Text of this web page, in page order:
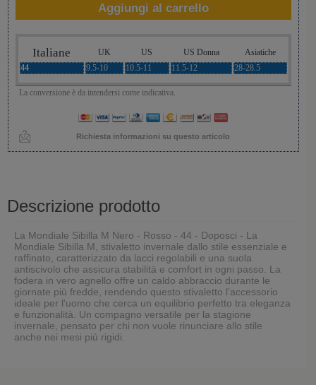
Aggiungi al carrello
Italiane UK US US Donna
Asiatiche
44
9.5-10 10.5-11 11.5-12 28-28.5
La conversione è da intendersi come indicativa.
Richiesta informazioni su questo articolo
Descrizione prodotto
La Mondiale Sibilla M Nero - Rosso - 44 - Doposci - La
Mondiale Sibilla M, stivaletto invernale dallo stile essenziale e
raffinato, caratterizzato da lacci regolabili e una suola
antiscivolo che assicura stabilità e comfort in ogni passo. La
fodera in vero agnello offre un caldo abbraccio durante le
giornate più fredde, rendendo questo stivaletto l'accessorio
ideale per l'uomo che cerca un equilibrio perfetto tra eleganza
e funzionalità. Un compagno versatile per la stagione
invernale, pensato per chi non vuole rinunciare allo stile
anche nei mesi più rigidi.